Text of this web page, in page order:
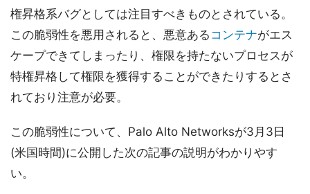
権昇格系バグとしては注目すべきものとされている。
この脆弱性を悪用されると、悪意ある コンテナがエス
ケープできてしまったり、権限を持たないプロセスが
特権昇格して権限を獲得することができたりするとさ
れており注意が必要。
この脆弱性について、Palo Alto Networksが3月3日
(米国時間)に公開した次の記事の説明がわかりやす
い。